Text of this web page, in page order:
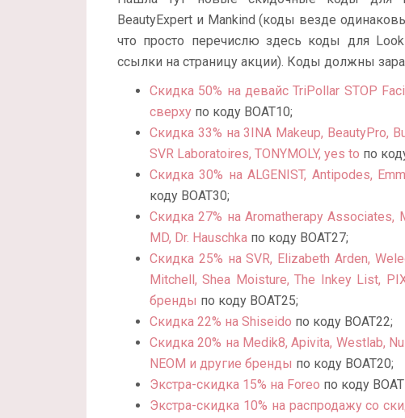
BeautyExpert и Mankind (коды везде
что просто перечислю здесь коды для
ссылки на страницу акции). Коды должны
Скидка 50% на девайс TriPollar STOP
сверху по коду BOAT10;
Скидка 33% на 3INA Makeup, BeautyPro,
SVR Laboratoires, TONYMOLY, yes to по
Скидка 30% на ALGENIST, Antipodes,
коду BOAT30;
Скидка 27% на Aromatherapy Associates,
MD, Dr. Hauschka по коду BOAT27;
Скидка 25% на SVR, Elizabeth Arden,
Mitchell, Shea Moisture, The Inkey List,
бренды по коду BOAT25;
Скидка 22% на Shiseido по коду BOAT22;
Скидка 20% на Medik8, Apivita, Westlab,
NEOM и другие бренды по коду BOAT20;
Экстра-скидка 15% на Foreo по коду
Экстра-скидка 10% на распродажу со